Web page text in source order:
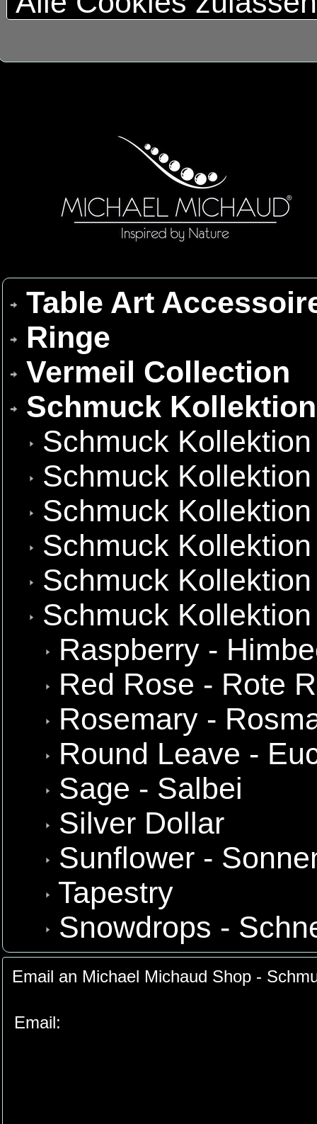
Table Art
Ringe
Vermeil Collection
Schmuck
Schmuck
Schmuck
Schmuck
Schmuck
Schmuck
Schmuck
Raspberry -
Red Rose - Rote
Rosemary -
Round Leave -
Sage - Salbei
Silver Dollar
Sunflower -
Tapestry
Snowdrops -
Email an Michael Michaud Shop -
Email: